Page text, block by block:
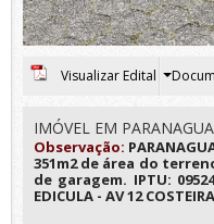
Visualizar Edital
IMÓVEL EM
Observação:
351m2 de área do
de garagem. IPTU:
EDICULA - AV 12 COSTEIRA